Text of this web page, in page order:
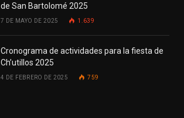
de San Bartolomé 2025
7 DE MAYO DE 2025 1.639
Cronograma de actividades para la fiesta de
Ch’utillos 2025
4 DE FEBRERO DE 2025 759